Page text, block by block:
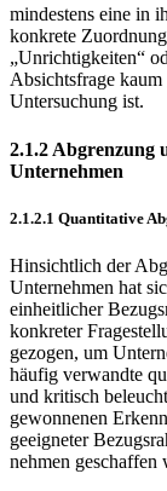
mindestens eine in
konkrete
„Unrichtigkeiten“
Absichtsfrage
Untersuchung ist.
2.1.2 Abgrenzung
Unternehmen
2.1.2.1 Quantitative
Hinsichtlich der
Unternehmen hat
einheitlicher
konkreter
gezogen, um
häufig verwandte
und kritisch
gewonnenen
geeigneter
nehmen geschaffen